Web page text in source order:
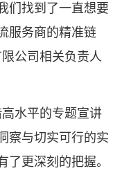
们找到了一直想要
服务商的精准链
公司相关负责人
水平的专题宣讲
察与切实可行的实
了更深刻的把握。